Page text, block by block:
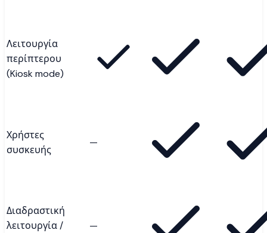
Λειτουργία
περίπτερου
(Kiosk mode)
Χρήστες
συσκευής
—
Διαδραστική
λειτουργία /
—